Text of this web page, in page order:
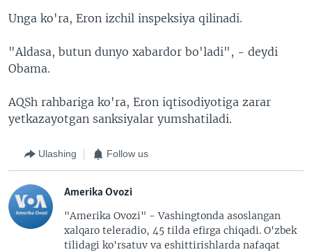
Unga ko'ra, Eron izchil inspeksiya qilinadi.
"Aldasa, butun dunyo xabardor bo'ladi", - deydi
Obama.
AQSh rahbariga ko'ra, Eron iqtisodiyotiga zarar
yetkazayotgan sanksiyalar yumshatiladi.
Ulashing Follow us
Amerika Ovozi
"Amerika Ovozi" - Vashingtonda asoslangan
xalqaro teleradio, 45 tilda efirga chiqadi. O'zbek
tilidagi ko'rsatuv va eshittirishlarda nafaqat